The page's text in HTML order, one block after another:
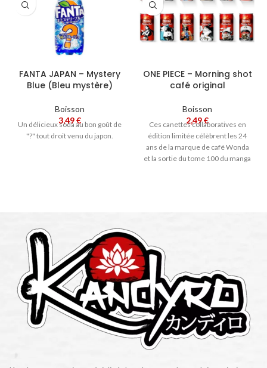
FANTA JAPAN – Mystery
Blue (Bleu mystère)
Boisson
3,49€
Un délicieux soda au bon goût de
"?" tout droit venu du japon.
ONE PIECE – Morning shot
café original
Boisson
2,49€
Ces canettes collaboratives en
édition limitée célèbrent les 24
ans de la marque de café Wonda
et la sortie du tome 100 du manga